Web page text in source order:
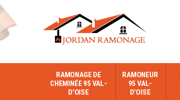
RAMONAGE DE
CHEMINÉE 95 VAL-
D'OISE
RAMONEUR
95 VAL-
D'OISE